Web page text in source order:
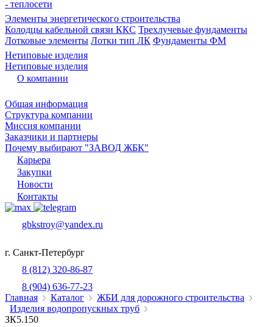
- теплосети
Элементы энергетического строительства
Колодцы кабельной связи ККС Трехлучевые фундаменты
Лотковые элементы Лотки тип ЛК Фундаменты ФМ
Нетиповые изделия
Нетиповые изделия
О компании
Общая информация
Структура компании
Миссия компании
Заказчики и партнеры
Почему выбирают "ЗАВОД ЖБК"
Карьера
Закупки
Новости
Контакты
gbkstroy@yandex.ru
г. Санкт-Петербург
8 (812) 320-86-87
8 (904) 636-77-23
Главная
Каталог
ЖБИ для дорожного строительства
Изделия водопропускных труб
ЗК5.150